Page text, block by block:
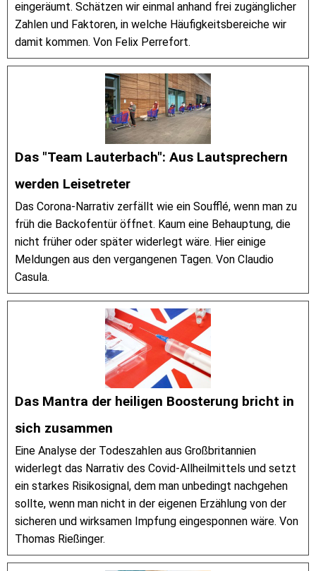
eingeräumt. Schätzen wir einmal anhand frei zugänglicher
Zahlen und Faktoren, in welche Häufigkeitsbereiche wir
damit kommen. Von Felix Perrefort.
Das "Team Lauterbach": Aus Lautsprechern
werden Leisetreter
Das Corona-Narrativ zerfällt wie ein Soufflé, wenn man zu
früh die Backofentür öffnet. Kaum eine Behauptung, die
nicht früher oder später widerlegt wäre. Hier einige
Meldungen aus den vergangenen Tagen. Von Claudio
Casula.
Das Mantra der heiligen Boosterung bricht in
sich zusammen
Eine Analyse der Todeszahlen aus Großbritannien
widerlegt das Narrativ des Covid-Allheilmittels und setzt
ein starkes Risikosignal, dem man unbedingt nachgehen
sollte, wenn man nicht in der eigenen Erzählung von der
sicheren und wirksamen Impfung eingesponnen wäre. Von
Thomas Rießinger.